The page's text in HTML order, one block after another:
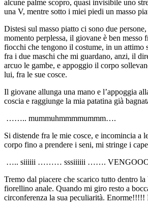
alcune palme scopro, quasi invisibile uno
una V, mentre sotto i miei piedi un masso
Distesi sul masso piatto ci sono due
momento perplessa, il giovane è ben
fiocchi che tengono il costume, in un attimo
fra i due maschi che mi guardano, anzi, il
arcuo le gambe, e appoggio il corpo
lui, fra le sue cosce.
Il giovane allunga una mano e l’appoggia
coscia e raggiunge la mia patatina già
…….. mummuhmmmmummm….
Si distende fra le mie cosce, e incomincia a
corpo fino a prendere i seni, mi stringe i
….. siiiiii ……… sssiiiiii …….
Tremo dal piacere che scarico tutto dentro
fiorellino anale. Quando mi giro resto a
circonferenza la sua peculiarità.